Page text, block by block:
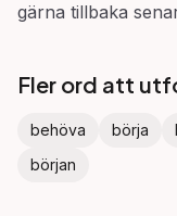
gärna tillbaka
Fler ord att
behöva börja
början